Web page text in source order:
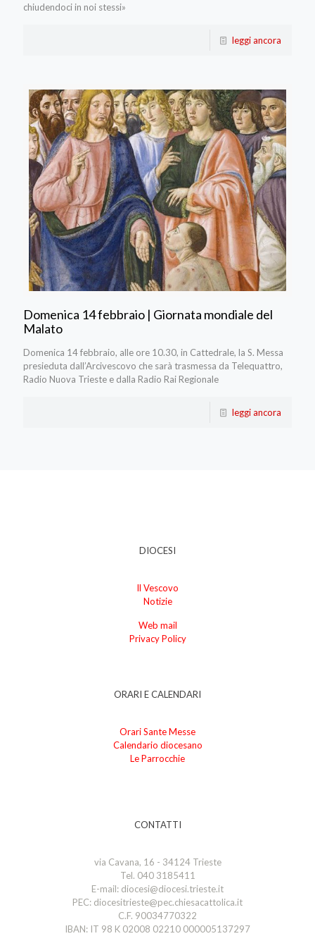
chiudendoci in noi stessi»
leggi ancora
Domenica 14 febbraio | Giornata mondiale del
Malato
Domenica 14 febbraio, alle ore 10.30, in Cattedrale, la S. Messa
presieduta dall’Arcivescovo che sarà trasmessa da Telequattro,
Radio Nuova Trieste e dalla Radio Rai Regionale
leggi ancora
DIOCESI
Il Vescovo
Notizie
Web mail
Privacy Policy
ORARI E CALENDARI
Orari Sante Messe
Calendario diocesano
Le Parrocchie
CONTATTI
via Cavana, 16 - 34124 Trieste
Tel. 040 3185411
E-mail: diocesi@diocesi.trieste.it
PEC: diocesitrieste@pec.chiesacattolica.it
C.F. 90034770322
IBAN: IT 98 K 02008 02210 000005137297